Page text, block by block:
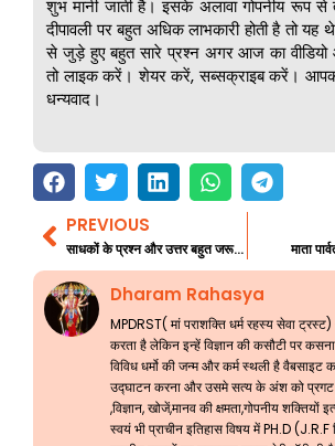
शुभ मानी जाती है। इसके अलावा गोपनीय रूप से
दीपावली पर बहुत अधिक लाभकारी होती है तो यह
से जुड़े हुए बहुत सारे प्रश्न अगर आज का
तो लाइक करें। शेयर करें, सब्सक्राइब करें।
धन्यवाद।
Prev
PREVIOUS
साधकों के प्रश्न और उत्तर बहुत जरूरी जानकारी 110 माता
Dharam Rahasya
MPDRST( मां पराशक्ति धर्म रहस्य सेवा
करता है लेकिन इन्हें विज्ञान की कसौटी पर
विविध धर्मो की जन्म और कर्म स्थली है वैबसाइट
उद्घाटन करना और उसमे सत्य के अंश को
,विज्ञान, खोजें,मानव की क्षमता,गोपनीय शक्तियों
स्वयं भी प्राचीन इतिहास विषय में PH.D